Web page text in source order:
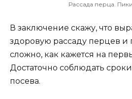
Рассада перца.
В заключение скажу, что
здоровую рассаду перцев и
сложно, как кажется на
Достаточно соблюдать
посева.